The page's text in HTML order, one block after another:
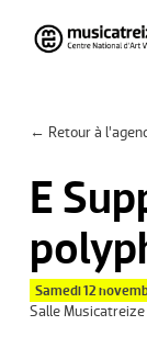
Skip
to
← Retour à
E
Samedi 12
Salle Musicatreize